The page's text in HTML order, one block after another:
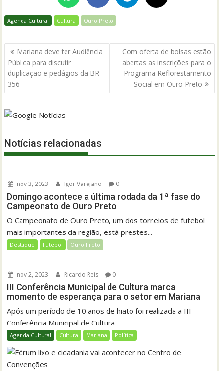
Agenda Cultural Cultura Ouro Preto
Navegação
de
Post
Mariana deve ter Audiência
Pública para discutir
duplicação e pedágios da BR-
356
Com oferta de bolsas estão
abertas as inscrições para o
Programa Reflorestamento
Social em Ouro Preto
Notícias relacionadas
nov 3, 2023 Igor Varejano 0
Domingo acontece a última rodada da 1ª fase do
Campeonato de Ouro Preto
O Campeonato de Ouro Preto, um dos torneios de futebol
mais importantes da região, está prestes...
Destaque Futebol Ouro Preto
nov 2, 2023 Ricardo Reis 0
III Conferência Municipal de Cultura marca
momento de esperança para o setor em Mariana
Após um período de 10 anos de hiato foi realizada a III
Conferência Municipal de Cultura...
Agenda Cultural Cultura Mariana Política